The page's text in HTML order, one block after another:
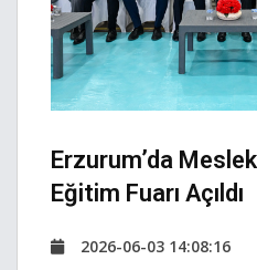
Erzurum’da
Eğitim Fuarı Açıldı
2026-06-03 14:08:16